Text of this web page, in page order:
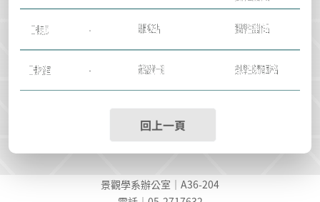
回上一頁
景觀學系辦公室｜A36-204